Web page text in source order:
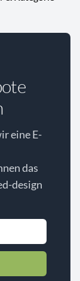
eine E-
das
design